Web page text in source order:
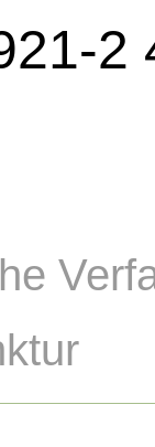
2